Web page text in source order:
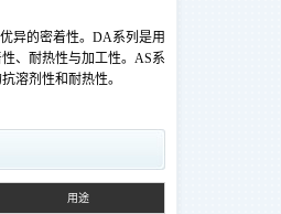
异的密着性。DA系列是用
、耐热性与加工性。AS系
溶剂性和耐热性。
用途